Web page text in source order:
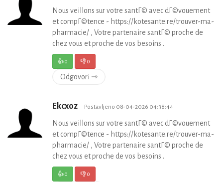
Nous veillons sur votre santГ© avec dГ©vouement
et compГ©tence - https://kotesante.re/trouver-ma-
pharmacie/ , Votre partenaire santГ© proche de
chez vous et proche de vos besoins .
👍0 👎0
Odgovori ⇾
Ekcxoz Postavljeno 08-04-2026 04:38:44
Nous veillons sur votre santГ© avec dГ©vouement
et compГ©tence - https://kotesante.re/trouver-ma-
pharmacie/ , Votre partenaire santГ© proche de
chez vous et proche de vos besoins .
👍0 👎0